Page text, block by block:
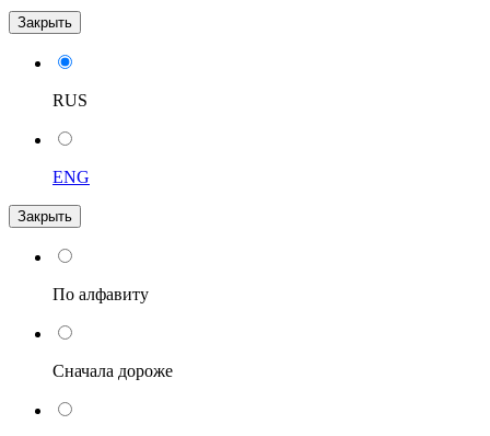
Закрыть
RUS
ENG
Закрыть
По алфавиту
Сначала дороже